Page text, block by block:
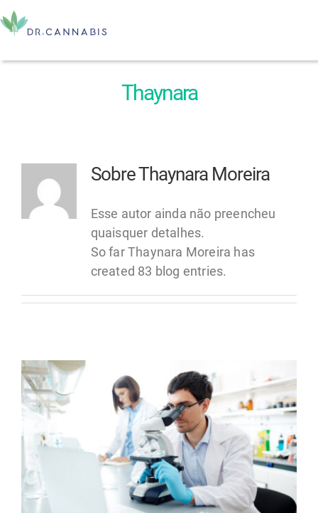
para
conteúdo
Quero Prescrever
Nossos Cursos
Minha Área
Thaynara
SobreThaynara Moreira
Esse autor ainda não preencheu
quaisquer detalhes.
So far Thaynara Moreira has
created 83 blog entries.